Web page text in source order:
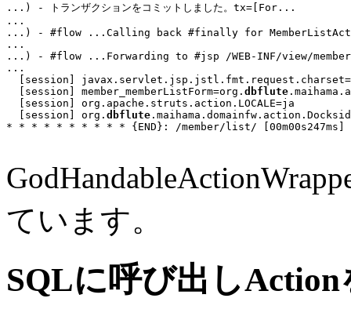
... ) - トランザクションをコミットしました。tx=[For ...
...
... ) - #flow ...Calling back #finally
...
... ) - #flow ...Forwarding to #jsp
...
[session]
  [session] member_memberListForm=org.
dbflute
  [session] org.apache.struts.action.LOCALE=ja
  [session] org.
dbflute
* * * * * * * * * * {END}: /member/list/ [00m00s247ms]
ています。
SQLに呼び出し